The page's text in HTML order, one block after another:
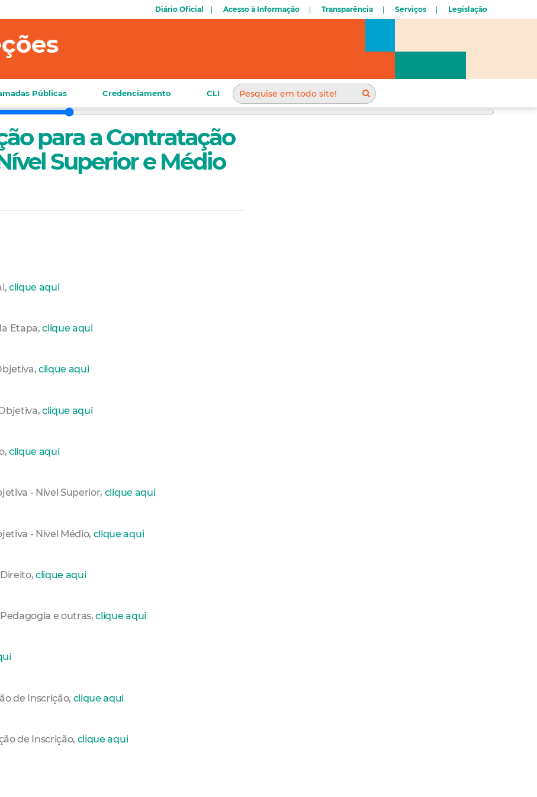
Diário Oficial Acesso à Informação Transparência Serviços Legislação
Públicas Credenciamento CLI
para a Contratação
Superior e Médio
clique aqui
Etapa,clique aqui
clique aqui
clique aqui
clique aqui
- Nivel Superior, clique aqui
- Nivel Médio, clique aqui
clique aqui
e outras,clique aqui
de Inscrição, clique aqui
de Inscrição, clique aqui